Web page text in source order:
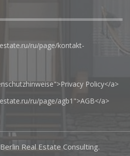
ru/page/kontakt-
Policy</a>
ru/page/agb1">AGB</a>
Berlin Real Estate Consulting.